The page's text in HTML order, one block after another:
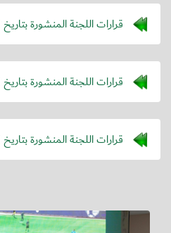
قرارات اللجنة المنشورة
قرارات اللجنة المنشورة
قرارات اللجنة المنشورة